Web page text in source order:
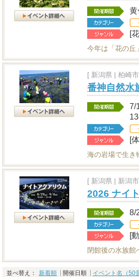
[
今年は「花の丘
[ 新潟県 | 柏崎
番神自然水
7/
[
海の岩場で生き
[ 新潟県 | 新潟
2026 ナイ
8/
[
閉館後の水族館
並べ替え： 新着順 開催日順 イベント名（50